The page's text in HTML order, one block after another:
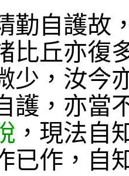
勤自護故
比丘亦復
少，汝今
護，亦當
，現法自
已作，自